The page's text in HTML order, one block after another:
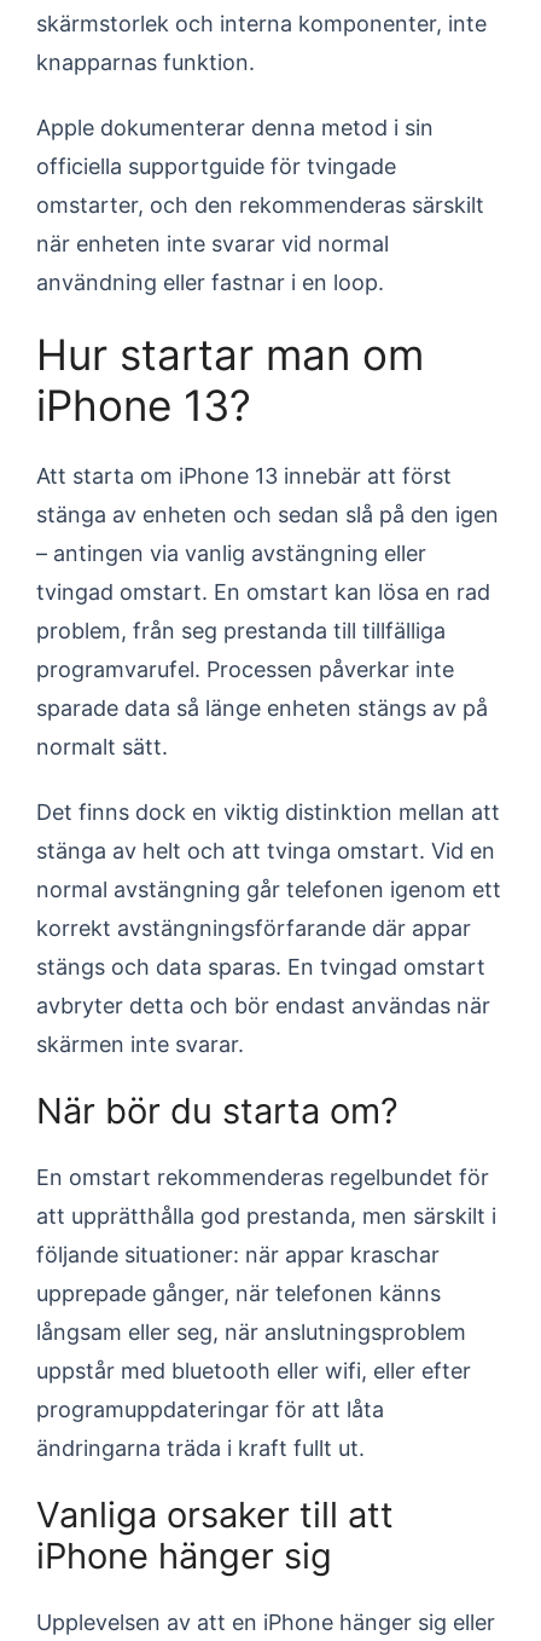
skärmstorlek och interna komponenter, inte
knapparnas funktion.
Apple dokumenterar denna metod i sin
officiella supportguide för tvingade
omstarter, och den rekommenderas särskilt
när enheten inte svarar vid normal
användning eller fastnar i en loop.
Hur startar man om
iPhone 13?
Att starta om iPhone 13 innebär att först
stänga av enheten och sedan slå på den igen
– antingen via vanlig avstängning eller
tvingad omstart. En omstart kan lösa en rad
problem, från seg prestanda till tillfälliga
programvarufel. Processen påverkar inte
sparade data så länge enheten stängs av på
normalt sätt.
Det finns dock en viktig distinktion mellan att
stänga av helt och att tvinga omstart. Vid en
normal avstängning går telefonen igenom ett
korrekt avstängningsförfarande där appar
stängs och data sparas. En tvingad omstart
avbryter detta och bör endast användas när
skärmen inte svarar.
När bör du starta om?
En omstart rekommenderas regelbundet för
att upprätthålla god prestanda, men särskilt i
följande situationer: när appar kraschar
upprepade gånger, när telefonen känns
långsam eller seg, när anslutningsproblem
uppstår med bluetooth eller wifi, eller efter
programuppdateringar för att låta
ändringarna träda i kraft fullt ut.
Vanliga orsaker till att
iPhone hänger sig
Upplevelsen av att en iPhone hänger sig eller